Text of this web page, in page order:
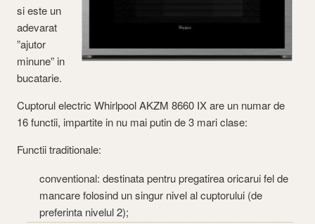
si este un
adevarat
”ajutor
minune” in
bucatarie.
Cuptorul electric Whirlpool AKZM 8660 IX are un numar de
16 functii, impartite in nu mai putin de 3 mari clase:
Functii traditionale:
conventional: destinata pentru pregatirea oricarui fel de
mancare folosind un singur nivel al cuptorului (de
preferinta nivelul 2);